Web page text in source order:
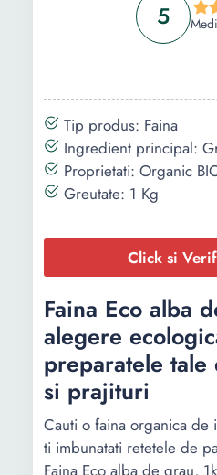
5
Tip produs: Faina
Ingredient principal:
Proprietati: Organic
Greutate: 1 Kg
Click si
Faina Eco alba
alegere
preparatele
si prajituri
Cauti o faina organica de
ti imbunatati retetele de
Faina Eco alba de grau,